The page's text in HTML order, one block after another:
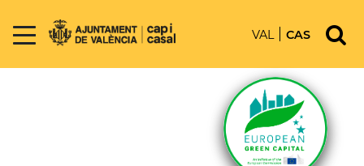
VAL CAS